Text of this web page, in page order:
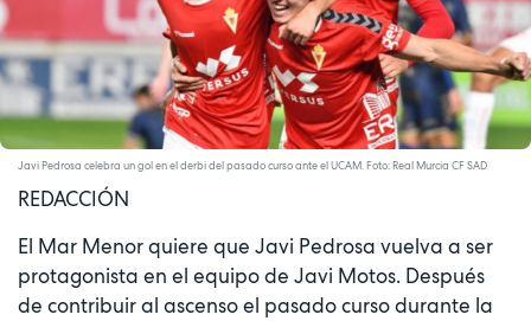
Javi Pedrosa celebra un gol en el derbi del pasado curso ante el UCAM. Foto: Real Murcia CF SAD
REDACCIÓN
El Mar Menor quiere que Javi Pedrosa vuelva a ser
protagonista en el equipo de Javi Motos. Después
de contribuir al ascenso el pasado curso durante la